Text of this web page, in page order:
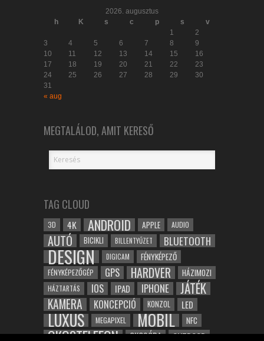
2026. augusztus
h
K s c p s
v
1
2
3
4 5 6 7 8
9
10
11 12 13 14 15
16
17
18 19 20 21 22
23
24
25 26 27 28 29
30
31
« aug
MEGTALÁLOD, AMIT KERESŐ
TAG CLOUD
3D 4K ANDROID APPLE AUDIO
AUTÓ BICIKLI BILLENTYŰZET BLUETOOTH
DESIGN DIGICAM FÉNYKÉPEZŐ
FÉNYKÉPEZŐGÉP GPS HARDVER HÁZIMOZI
HÁZTARTÁS IOS IPAD IPHONE JÁTÉK
KAMERA KONCEPCIÓ KONZOL LED
LUXUS MEGAPIXEL MOBIL NFC
OKOSTELEFON OKOSÓRA OUTDOOR